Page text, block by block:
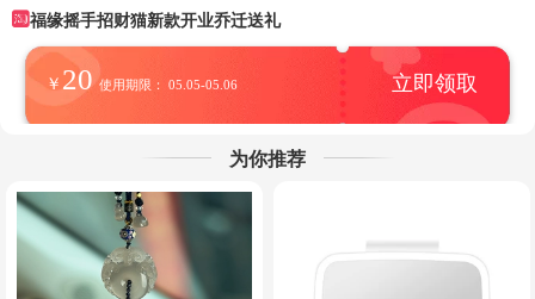
福缘摇手招财猫新款开业乔迁送礼
￥ 20 使用期限： 05.05-05.06 立即领取
为你推荐